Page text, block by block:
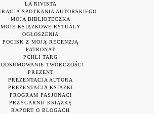
LA RIVISTA
SPOTKANIA AUTORSKIEGO
MOJA BIBLIOTECZKA
MOJE KSIĄŻKOWE RYTUAŁY
OGŁOSZENIA
POCISK Z MOJĄ RECENZJĄ
PATRONAT
PCHLI TARG
TWÓRCZOŚCI
PREZENT
PREZENTACJA AUTORA
PREZENTACJA KSIĄŻKI
PROGRAM PASJONACI
PRZYGARNIJ KSIĄŻKĘ
RAPORT O BLOGACH